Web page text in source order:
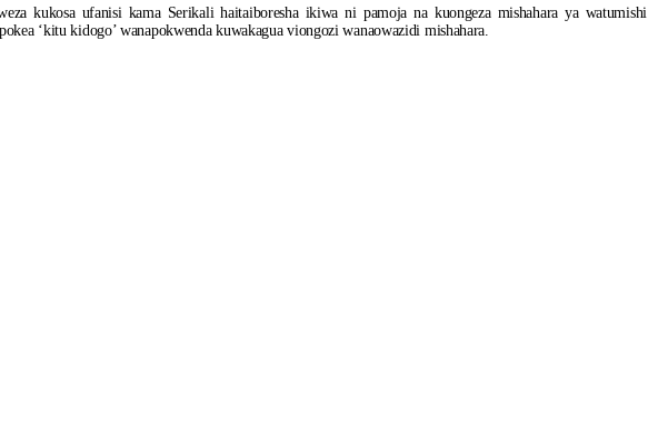
kukosa ufanisi kama Serikali haitaiboresha ikiwa ni pamoja na kuongeza mishahara ya watumishi
‘kitu kidogo’ wanapokwenda kuwakagua viongozi wanaowazidi mishahara.